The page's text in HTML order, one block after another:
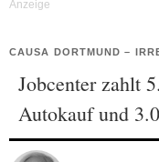
CAUSA DORTMUND –
Jobcenter zahlt
Autokauf und